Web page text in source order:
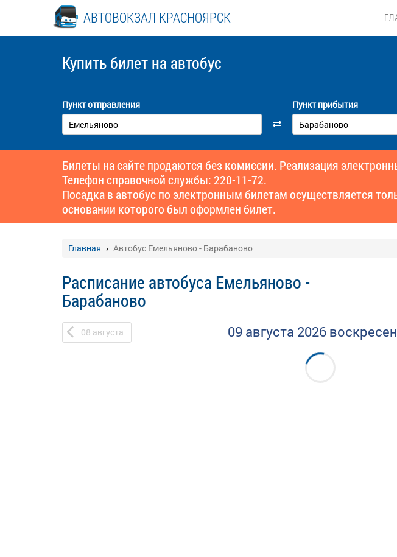
АВТОВОКЗАЛ КРАСНОЯРСК
Купить билет на автобус
Пункт отправления Пункт прибытия
Билеты на сайте продаются без комиссии. Реализация
Телефон справочной службы: 220-11-72.
Посадка в автобус по электронным билетам осуществляется
основании которого был оформлен билет.
Главная Автобус Емельяново - Барабаново
Расписание автобуса Емельяново -
Барабаново
08 августа 09 августа 2026